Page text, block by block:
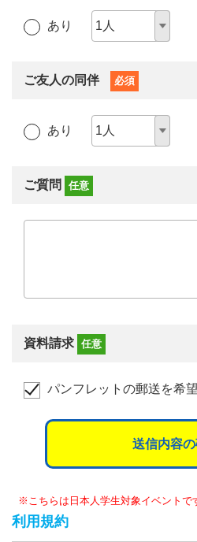
あり
ご友人の同伴 必須
あり
ご質問 任意
資料請求 任意
パンフレットの郵送を希
送信内容
※こちらは日本人学生対象イベントで
利用規約